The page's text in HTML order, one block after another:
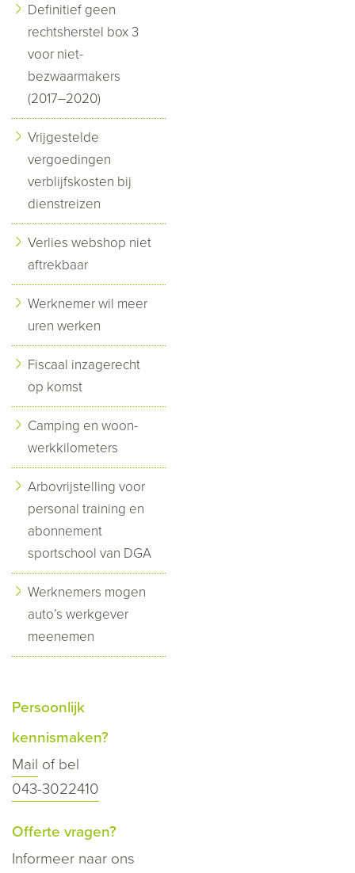
Definitief geen
rechtsherstel box 3
voor niet-
bezwaarmakers
(2017–2020)
Vrijgestelde
vergoedingen
verblijfskosten bij
dienstreizen
Verlies webshop niet
aftrekbaar
Werknemer wil meer
uren werken
Fiscaal inzagerecht
op komst
Camping en woon-
werkkilometers
Arbovrijstelling voor
personal training en
abonnement
sportschool van DGA
Werknemers mogen
auto’s werkgever
meenemen
Persoonlijk
kennismaken?
Mail of bel
043-3022410
Offerte vragen?
Informeer naar ons